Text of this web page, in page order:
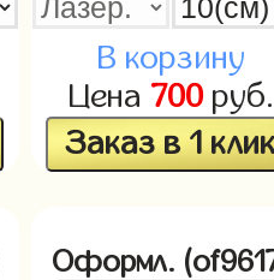
В корзину
Цена 700руб.
Заказ в 1
Оформл.